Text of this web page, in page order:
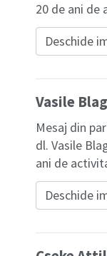
20 de ani de
Deschide
Vasile
Mesaj din
dl. Vasile
ani de
Deschide